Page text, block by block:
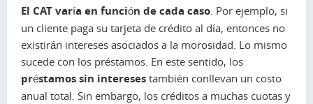
El CAT varía en función de cada caso. Por ejemplo, si
un cliente paga su tarjeta de crédito al día, entonces no
existirán intereses asociados a la morosidad. Lo mismo
sucede con los préstamos. En este sentido, los
préstamos sin intereses también conllevan un costo
anual total. Sin embargo, los créditos a muchas cuotas y